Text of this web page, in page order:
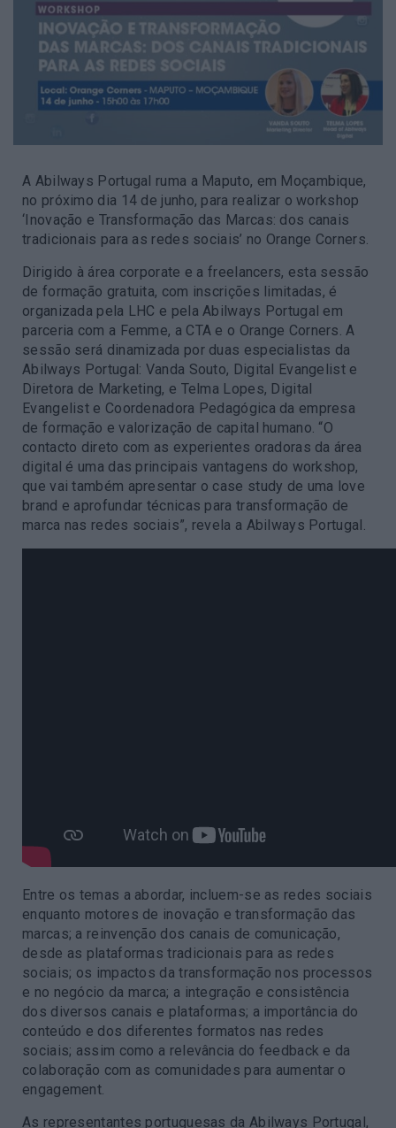
A Abilways Portugal ruma a Maputo, em Moçambique,
no próximo dia 14 de junho, para realizar o workshop
‘Inovação e Transformação das Marcas: dos canais
tradicionais para as redes sociais’ no Orange Corners.
Dirigido à área corporate e a freelancers, esta sessão
de formação gratuita, com inscrições limitadas, é
organizada pela LHC e pela Abilways Portugal em
parceria com a Femme, a CTA e o Orange Corners. A
sessão será dinamizada por duas especialistas da
Abilways Portugal: Vanda Souto, Digital Evangelist e
Diretora de Marketing, e Telma Lopes, Digital
Evangelist e Coordenadora Pedagógica da empresa
de formação e valorização de capital humano. “O
contacto direto com as experientes oradoras da área
digital é uma das principais vantagens do workshop,
que vai também apresentar o case study de uma love
brand e aprofundar técnicas para transformação de
marca nas redes sociais”, revela a Abilways Portugal.
Entre os temas a abordar, incluem-se as redes sociais
enquanto motores de inovação e transformação das
marcas; a reinvenção dos canais de comunicação,
desde as plataformas tradicionais para as redes
sociais; os impactos da transformação nos processos
e no negócio da marca; a integração e consistência
dos diversos canais e plataformas; a importância do
conteúdo e dos diferentes formatos nas redes
sociais; assim como a relevância do feedback e da
colaboração com as comunidades para aumentar o
engagement.
As representantes portuguesas da Abilways Portugal,